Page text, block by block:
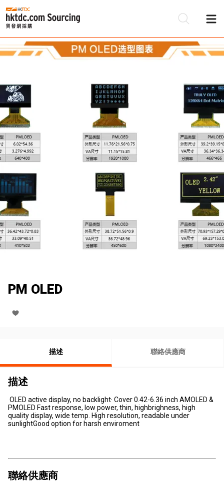
PM OLED
描述 聯絡供應商
描述
OLED active display, no backlight· Cover 0.42-6.36 inch AMOLED &
PMOLED Fast response, low power, thin, highbrighness, high
quality display, wide temp. High resolution, readable under
sunlightGood option for harsh enviroment
聯絡供應商